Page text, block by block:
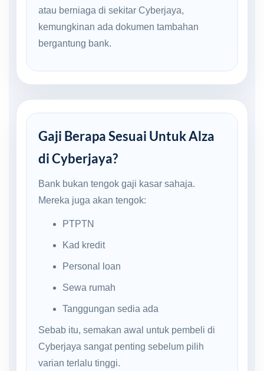
atau berniaga di sekitar Cyberjaya,
kemungkinan ada dokumen tambahan
bergantung bank.
Gaji Berapa Sesuai Untuk Alza
di Cyberjaya?
Bank bukan tengok gaji kasar sahaja.
Mereka juga akan tengok:
PTPTN
Kad kredit
Personal loan
Sewa rumah
Tanggungan sedia ada
Sebab itu, semakan awal untuk pembeli di
Cyberjaya sangat penting sebelum pilih
varian terlalu tinggi.